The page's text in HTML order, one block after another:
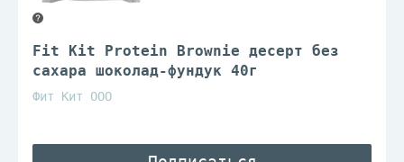
Fit Kit Protein Brownie десерт без
сахара шоколад-фундук 40г
Фит Кит ООО